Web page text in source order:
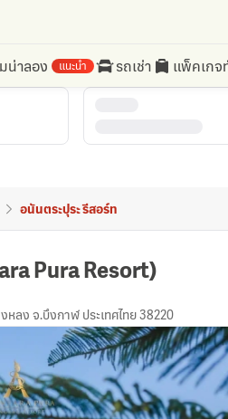
น่าลอง แนะนำ รถเช่า แพ็คเกจ
อนันตระปุระ รีสอร์ท
Pura Resort)
หลง จ.บึงกาฬ ประเทศไทย 38220